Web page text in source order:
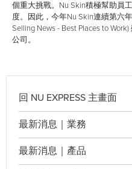
個重大挑戰。Nu Skin積極幫助員
度。因此，今年Nu Skin連續第六
Selling News - Best Places to
公司。
回 NU EXPRESS 主畫面
最新消息｜業務
最新消息｜產品